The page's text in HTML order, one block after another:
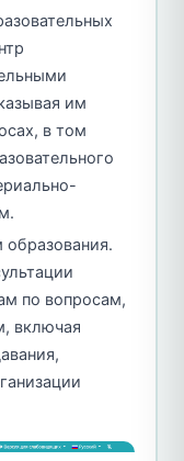
им
в том
образования.
по вопросам,
включая